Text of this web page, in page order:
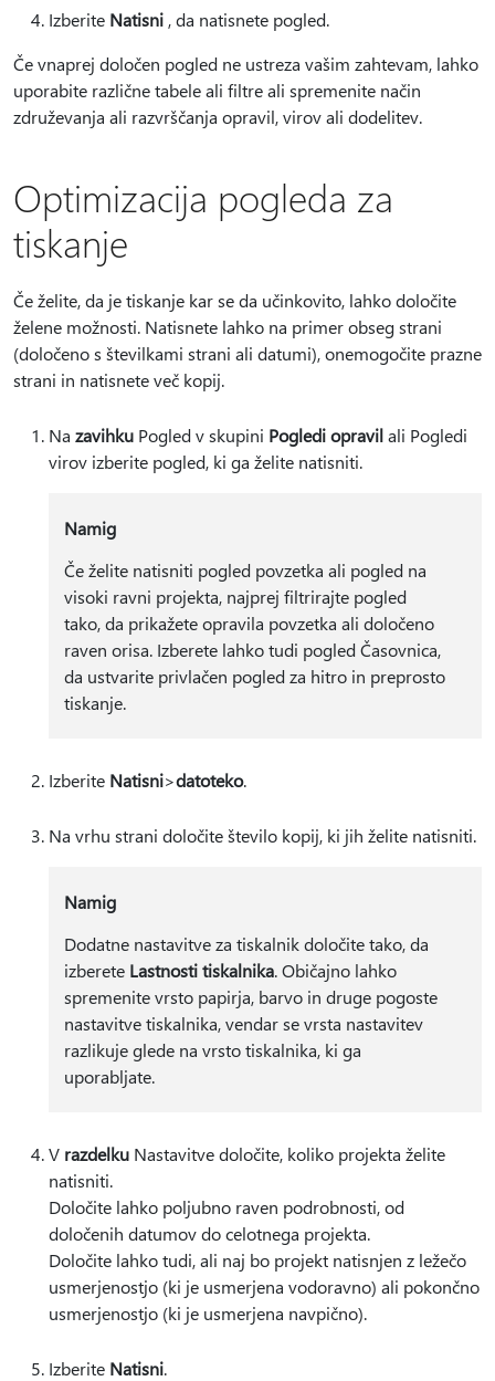
Izberite Natisni , da natisnete pogled.
Če vnaprej določen pogled ne ustreza vašim zahtevam, lahko
uporabite različne tabele ali filtre ali spremenite način
združevanja ali razvrščanja opravil, virov ali dodelitev.
Optimizacija pogleda za
tiskanje
Če želite, da je tiskanje kar se da učinkovito, lahko določite
želene možnosti. Natisnete lahko na primer obseg strani
(določeno s številkami strani ali datumi), onemogočite prazne
strani in natisnete več kopij.
Na zavihku Pogled v skupini Pogledi opravilali Pogledi
virov izberite pogled, ki ga želite natisniti.
Namig
Če želite natisniti pogled povzetka ali pogled na
visoki ravni projekta, najprej filtrirajte pogled
tako, da prikažete opravila povzetka ali določeno
raven orisa. Izberete lahko tudi pogled Časovnica,
da ustvarite privlačen pogled za hitro in preprosto
tiskanje.
Izberite Natisni>datoteko.
Na vrhu strani določite število kopij, ki jih želite natisniti.
Namig
Dodatne nastavitve za tiskalnik določite tako, da
izberete Lastnosti tiskalnika. Običajno lahko
spremenite vrsto papirja, barvo in druge pogoste
nastavitve tiskalnika, vendar se vrsta nastavitev
razlikuje glede na vrsto tiskalnika, ki ga
uporabljate.
V razdelku Nastavitve določite, koliko projekta želite
natisniti.
Določite lahko poljubno raven podrobnosti, od
določenih datumov do celotnega projekta.
Določite lahko tudi, ali naj bo projekt natisnjen z ležečo
usmerjenostjo (ki je usmerjena vodoravno) ali pokončno
usmerjenostjo (ki je usmerjena navpično).
Izberite Natisni.